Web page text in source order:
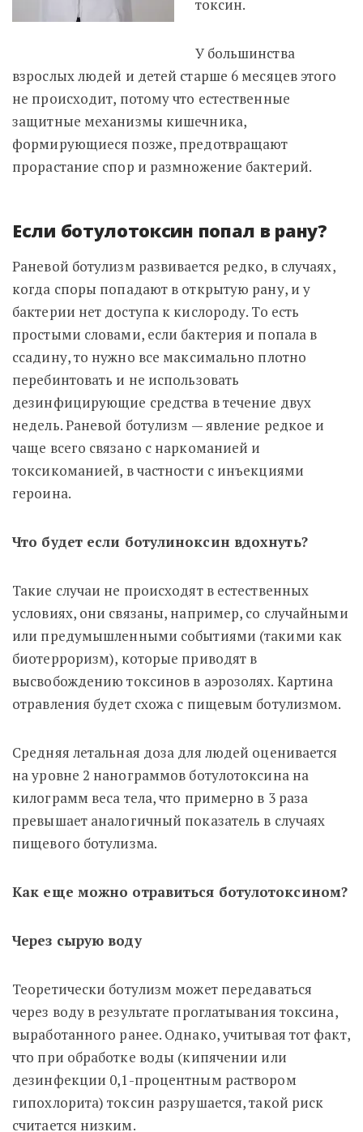
токсин.
У большинства
взрослых людей и детей старше 6 месяцев этого
не происходит, потому что естественные
защитные механизмы кишечника,
формирующиеся позже, предотвращают
прорастание спор и размножение бактерий.
Если ботулотоксин попал в рану?
Раневой ботулизм развивается редко, в случаях,
когда споры попадают в открытую рану, и у
бактерии нет доступа к кислороду. То есть
простыми словами, если бактерия и попала в
ссадину, то нужно все максимально плотно
перебинтовать и не использовать
дезинфицирующие средства в течение двух
недель. Раневой ботулизм — явление редкое и
чаще всего связано с наркоманией и
токсикоманией, в частности с инъекциями
героина.
Что будет если ботулиноксин вдохнуть?
Такие случаи не происходят в естественных
условиях, они связаны, например, со случайными
или предумышленными событиями (такими как
биотерроризм), которые приводят в
высвобождению токсинов в аэрозолях. Картина
отравления будет схожа с пищевым ботулизмом.
Средняя летальная доза для людей оценивается
на уровне 2 нанограммов ботулотоксина на
килограмм веса тела, что примерно в 3 раза
превышает аналогичный показатель в случаях
пищевого ботулизма.
Как еще можно отравиться ботулотоксином?
Через сырую воду
Теоретически ботулизм может передаваться
через воду в результате проглатывания токсина,
выработанного ранее. Однако, учитывая тот факт,
что при обработке воды (кипячении или
дезинфекции 0,1-процентным раствором
гипохлорита) токсин разрушается, такой риск
считается низким.